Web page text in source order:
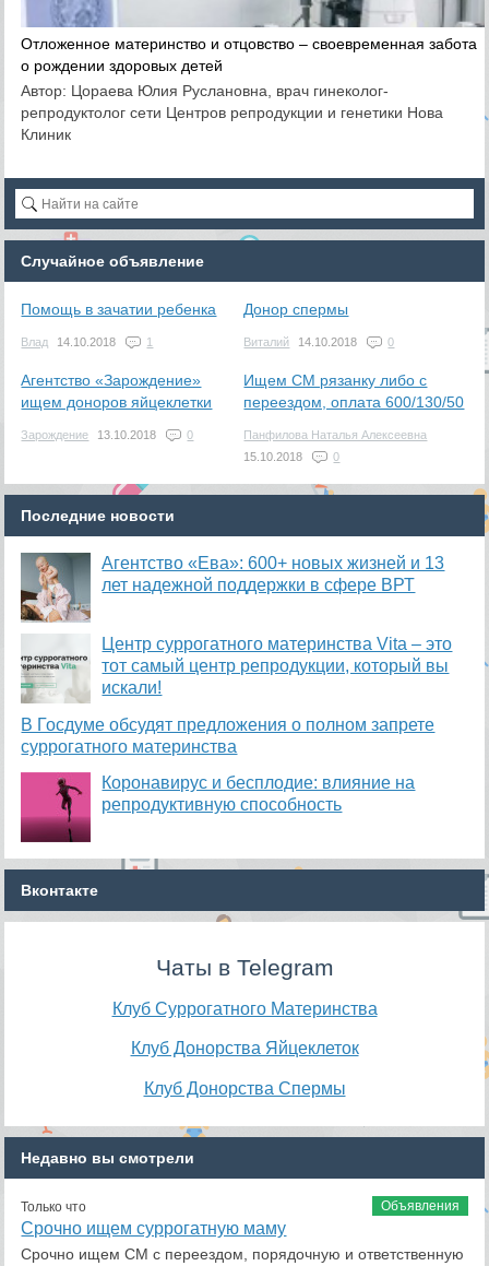
Отложенное материнство и отцовство – своевременная забота
о рождении здоровых детей
Автор: Цораева Юлия Руслановна, врач гинеколог-
репродуктолог сети Центров репродукции и генетики Нова
Клиник
Случайное объявление
Помощь в зачатии ребенка
Влад 14.10.2018 1
Донор спермы
Виталий 14.10.2018 0
Агентство «Зарождение»
ищем доноров яйцеклетки
Зарождение 13.10.2018 0
Ищем СМ рязанку либо с
переездом, оплата 600/130/50
Панфилова Наталья Алексеевна
15.10.2018
0
Последние новости
Агентство «Ева»: 600+ новых жизней и 13
лет надежной поддержки в сфере ВРТ
​Центр суррогатного материнства Vita – это
тот самый центр репродукции, который вы
искали!
В Госдуме обсудят предложения о полном запрете
суррогатного материнства
Коронавирус и бесплодие: влияние на
репродуктивную способность
Вконтакте
Чаты в Telegram
Клуб Суррогатного Материнства
Клуб Донорства Яйцеклеток
Клуб Донорства Спермы
Недавно вы смотрели
Объявления
Только что
Срочно ищем суррогатную маму
Срочно ищем СМ с переездом, порядочную и ответственную